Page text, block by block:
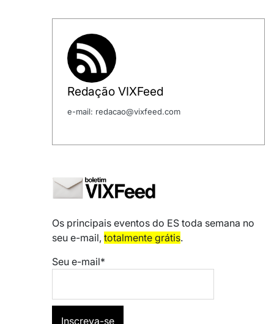
Redação VIXFeed
e-mail: redacao@vixfeed.com
Os principais eventos do ES toda semana no
seu e-mail, totalmente grátis.
Seu e-mail*